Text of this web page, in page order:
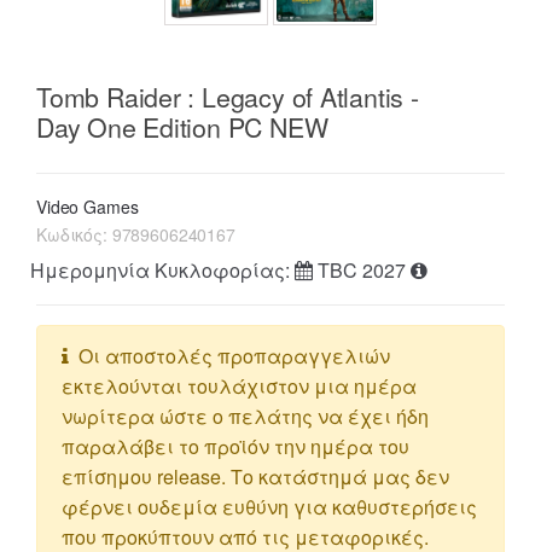
Tomb Raider : Legacy of Atlantis -
Day One Edition PC NEW
Video Games
Κωδικός: 9789606240167
Ημερομηνία Κυκλοφορίας: TBC 2027
Οι αποστολές προπαραγγελιών
εκτελούνται τουλάχιστον μια ημέρα
νωρίτερα ώστε ο πελάτης να έχει ήδη
παραλάβει το προϊόν την ημέρα του
επίσημου release. Το κατάστημά μας δεν
φέρνει ουδεμία ευθύνη για καθυστερήσεις
που προκύπτουν από τις μεταφορικές.